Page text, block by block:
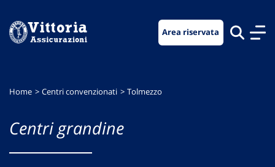
menu
contenuto
footer
Area riservata
Home Centri convenzionati Tolmezzo
Centri grandine